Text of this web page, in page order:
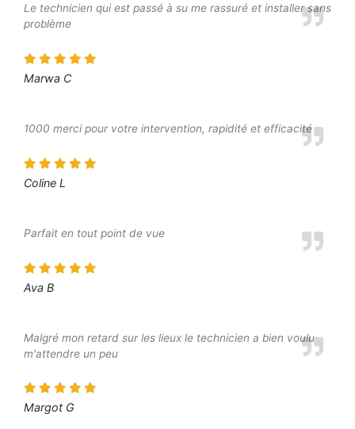
Le technicien qui est passé à su me rassuré et installer sans
problème
Marwa C
1000 merci pour votre intervention, rapidité et efficacité
Coline L
Parfait en tout point de vue
Ava B
Malgré mon retard sur les lieux le technicien a bien voulu
m'attendre un peu
Margot G